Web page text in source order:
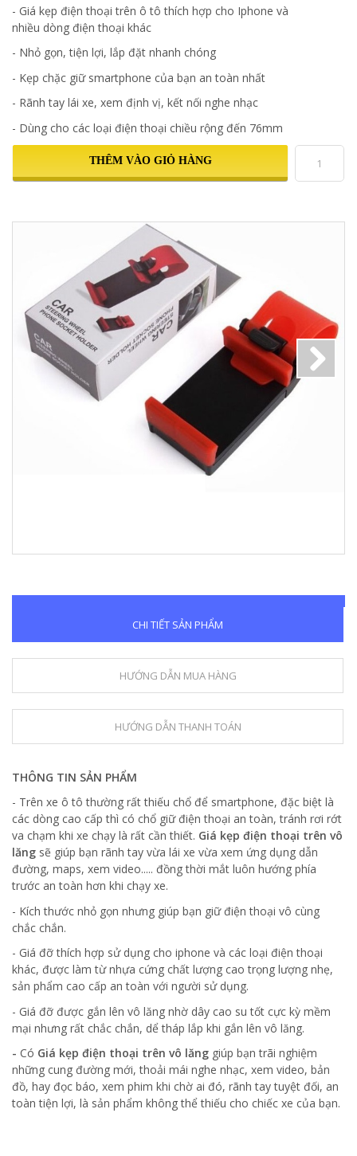
- Giá kẹp điện thoại trên ô tô thích hợp cho Iphone và
nhiều dòng điện thoại khác
- Nhỏ gọn, tiện lợi, lắp đặt nhanh chóng
- Kẹp chặc giữ smartphone của bạn an toàn nhất
- Rãnh tay lái xe, xem định vị, kết nối nghe nhạc
- Dùng cho các loại điện thoại chiều rộng đến 76mm
THÊM VÀO GIỎ HÀNG
CHI TIẾT SẢN PHẨM
HƯỚNG DẪN MUA HÀNG
HƯỚNG DẪN THANH TOÁN
THÔNG TIN SẢN PHẨM
- Trên xe ô tô thường rất thiếu chổ để smartphone, đặc biệt là
các dòng cao cấp thì có chổ giữ điện thoại an toàn, tránh rơi rớt
va chạm khi xe chạy là rất cần thiết. Giá kẹp điện thoại trên vô
lăng sẽ giúp bạn rãnh tay vừa lái xe vừa xem ứng dụng dẫn
đường, maps, xem video..... đồng thời mắt luôn hướng phía
trước an toàn hơn khi chạy xe.
- Kích thước nhỏ gọn nhưng giúp bạn giữ điện thoại vô cùng
chắc chắn.
- Giá đỡ thích hợp sử dụng cho iphone và các loại điện thoại
khác, được làm từ nhựa cứng chất lượng cao trọng lượng nhẹ,
sản phẩm cao cấp an toàn với người sử dụng.
- Giá đỡ được gắn lên vô lăng nhờ dây cao su tốt cực kỳ mềm
mại nhưng rất chắc chắn, dể tháp lắp khi gắn lên vô lăng.
- Có Giá kẹp điện thoại trên vô lăng giúp bạn trãi nghiệm
những cung đường mới, thoải mái nghe nhạc, xem video, bản
đồ, hay đọc báo, xem phim khi chờ ai đó, rãnh tay tuyệt đối, an
toàn tiện lợi, là sản phẩm không thể thiếu cho chiếc xe của bạn.